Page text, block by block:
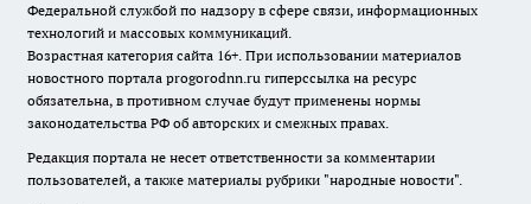
Федеральной службой по надзору в сфере связи, информационных
технологий и массовых коммуникаций.
Возрастная категория сайта 16+. При использовании материалов
новостного портала progorodnn.ru гиперссылка на ресурс
обязательна, в противном случае будут применены нормы
законодательства РФ об авторских и смежных правах.
Редакция портала не несет ответственности за комментарии
пользователей, а также материалы рубрики "народные новости".